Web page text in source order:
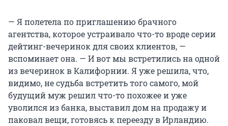
— Я полетела по приглашению брачного
агентства, которое устраивало что-то вроде серии
дейтинг-вечеринок для своих клиентов, —
вспоминает она. — И вот мы встретились на одной
из вечеринок в Калифорнии. Я уже решила, что,
видимо, не судьба встретить того самого, мой
будущий муж решил что-то похожее и уже
уволился из банка, выставил дом на продажу и
паковал вещи, готовясь к переезду в Ирландию.